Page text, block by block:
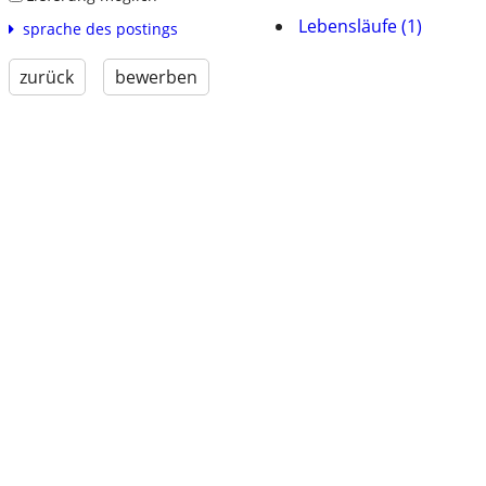
sprache des postings
zurück bewerben
Lebensläufe (1)